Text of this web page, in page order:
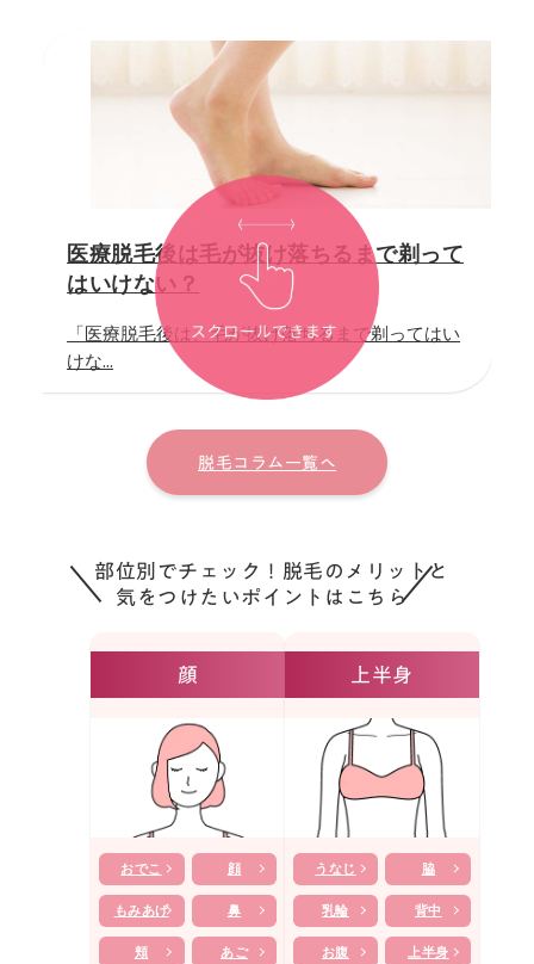
医療脱毛後は毛が抜け落ちるまで剃って
はいけない？
「医療脱毛後は、毛が抜け落ちるまで剃ってはい
けな...
脱毛コラム一覧へ
部位別でチェック！脱毛のメリットと
気をつけたいポイントはこちら
顔
おでこ 顔
もみあげ 鼻
頬 あご
上半身
うなじ 脇
乳輪 背中
お腹 上半身